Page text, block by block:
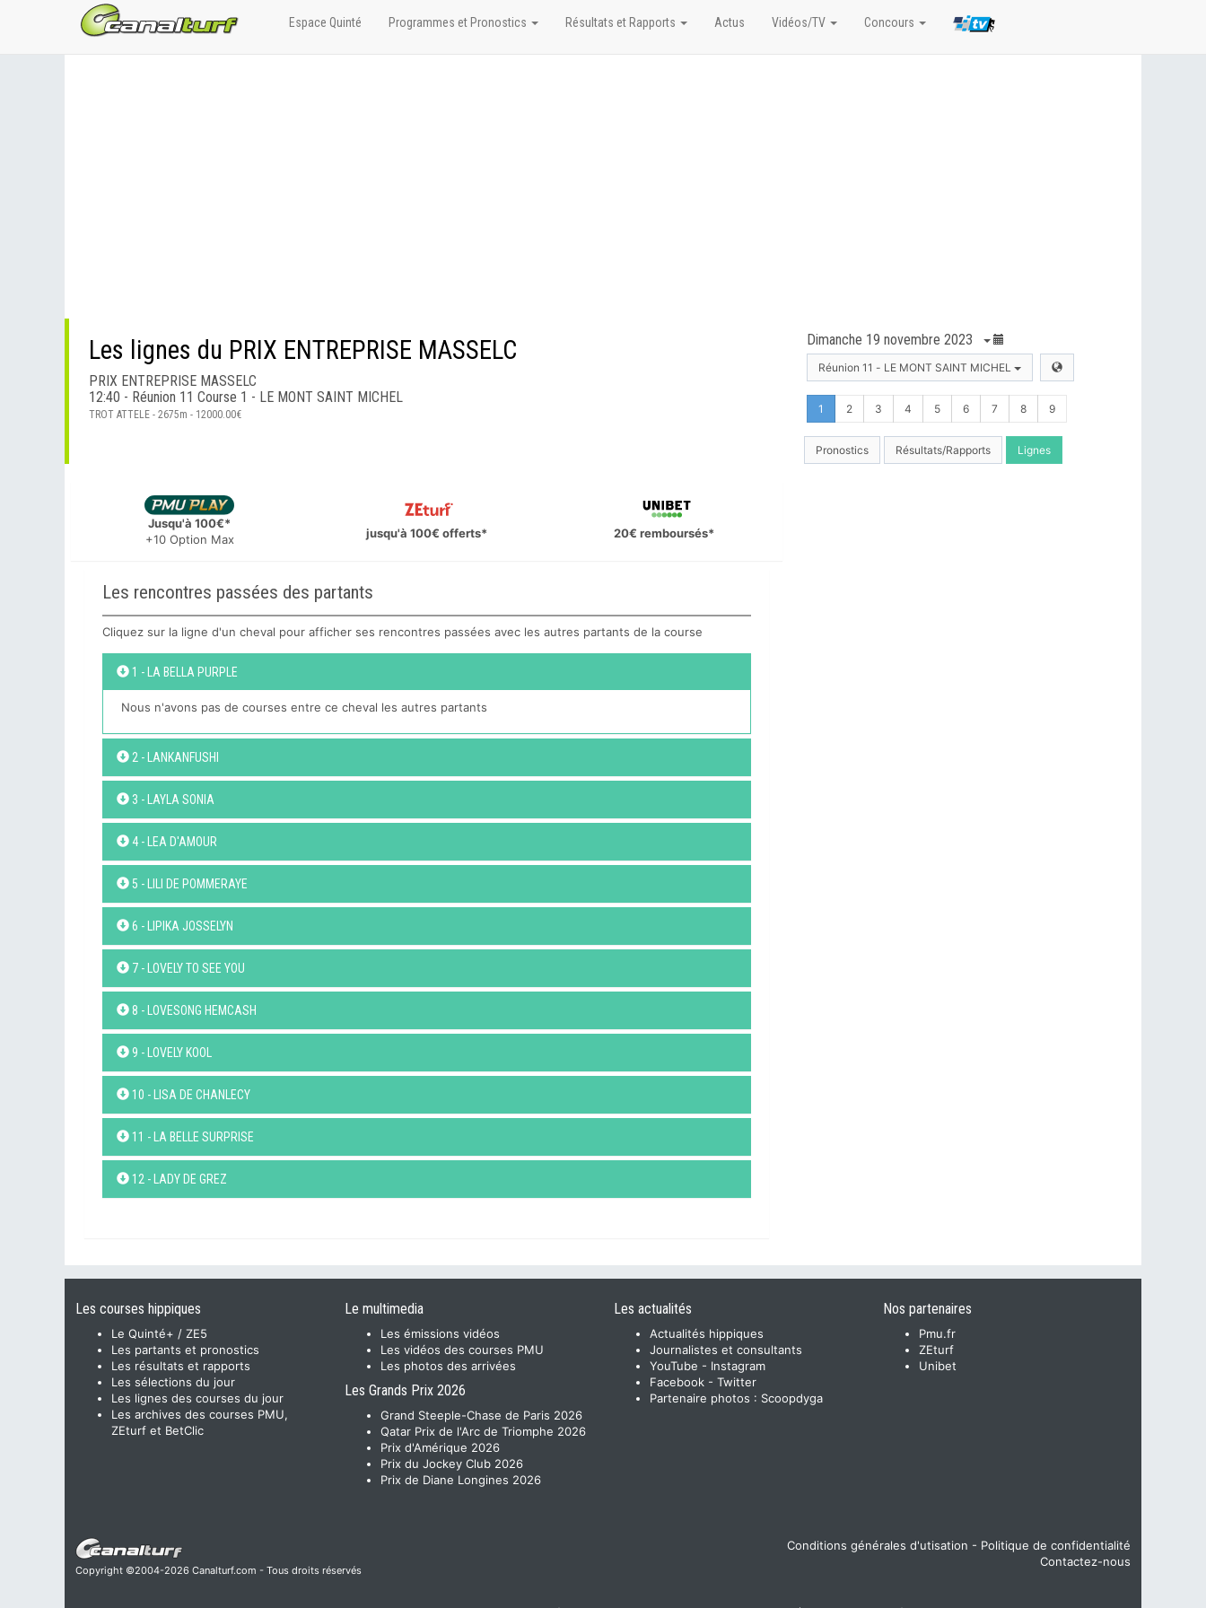
Les lignes du PRIX ENTREPRISE MASSELC
PRIX ENTREPRISE MASSELC
12:40 - Réunion 11 Course 1 - LE MONT SAINT MICHEL
TROT ATTELE - 2675m - 12000.00€
Dimanche 19 novembre 2023
Réunion 11 - LE MONT SAINT MICHEL
1 2 3 4 5 6 7 8 9
Pronostics Résultats/Rapports Lignes
Jusqu'à 100€*
+10 Option Max
jusqu'à 100€ offerts* 20€ remboursés*
Les rencontres passées des partants
Cliquez sur la ligne d'un cheval pour afficher ses rencontres passées avec les autres partants de la course
1 - LA BELLA PURPLE
Nous n'avons pas de courses entre ce cheval les autres partants
2 - LANKANFUSHI
3 - LAYLA SONIA
4 - LEA D'AMOUR
5 - LILI DE POMMERAYE
6 - LIPIKA JOSSELYN
7 - LOVELY TO SEE YOU
8 - LOVESONG HEMCASH
9 - LOVELY KOOL
10 - LISA DE CHANLECY
11 - LA BELLE SURPRISE
12 - LADY DE GREZ
Espace Quinté Programmes et Pronostics Résultats et Rapports Actus Vidéos/TV Concours
Les courses hippiques
Le Quinté+ / ZE5
Les partants et pronostics
Les résultats et rapports
Les sélections du jour
Les lignes des courses du jour
Les archives des courses PMU,
ZEturf et BetClic
Le multimedia
Les émissions vidéos
Les vidéos des courses PMU
Les photos des arrivées
Les Grands Prix 2026
Grand Steeple-Chase de Paris 2026
Qatar Prix de l'Arc de Triomphe 2026
Prix d'Amérique 2026
Prix du Jockey Club 2026
Prix de Diane Longines 2026
Les actualités
Actualités hippiques
Journalistes et consultants
YouTube - Instagram
Facebook - Twitter
Partenaire photos : Scoopdyga
Nos partenaires
Pmu.fr
ZEturf
Unibet
Copyright ©2004-2026 Canalturf.com - Tous droits réservés
Conditions générales d'utisation - Politique de confidentialité
Contactez-nous